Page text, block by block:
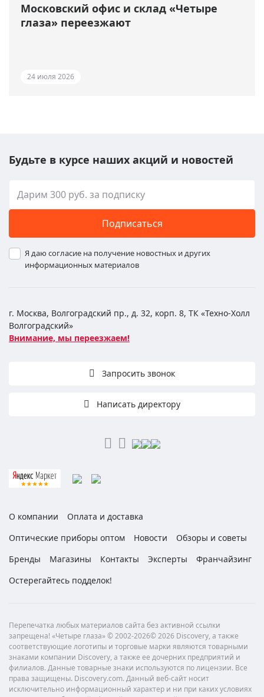
Московский офис и склад «Четыре
глаза» переезжают
24 июля 2026
Будьте в курсе наших акций и новостей
Подписаться
Я даю согласие на получение новостных и других
информационных материалов
г. Москва, Волгоградский пр., д. 32, корп. 8, ТК «Техно-Холл
Волгоградский»
Внимание, мы переезжаем!
Запросить звонок
Написать директору
О компании
Оплата и доставка
Оптические приборы оптом
Новости
Обзоры и советы
Бренды
Магазины Контакты Эксперты
Франчайзинг
Остерегайтесь подделок!
Перепечатка любых материалов сайта без активной ссылки
запрещена! «Четыре глаза» © 2002-2026© 2026 Discovery, а также
соответствующие логотипы и торговые марки являются товарными
знаками компании Discovery, а также ее дочерних предприятий и
филиалов. Данные товарные знаки используются по лицензии. Все
права защищены. Discovery.com. Данный веб-сайт носит
исключительно информационный характер и ни при каких условиях